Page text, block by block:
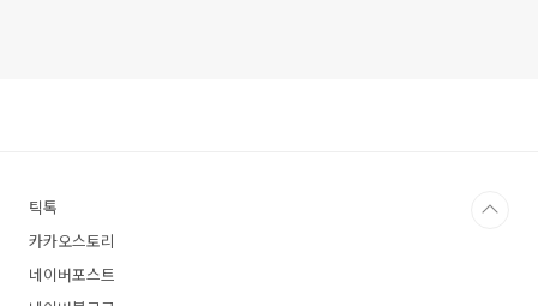
틱톡
카카오스토리
네이버포스트